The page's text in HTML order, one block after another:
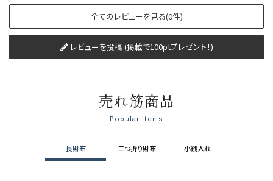
全てのレビューを見る(0件)
レビューを投稿 (掲載で100ptプレゼント！)
売れ筋商品
Popular items
長財布 二つ折り財布 小銭入れ